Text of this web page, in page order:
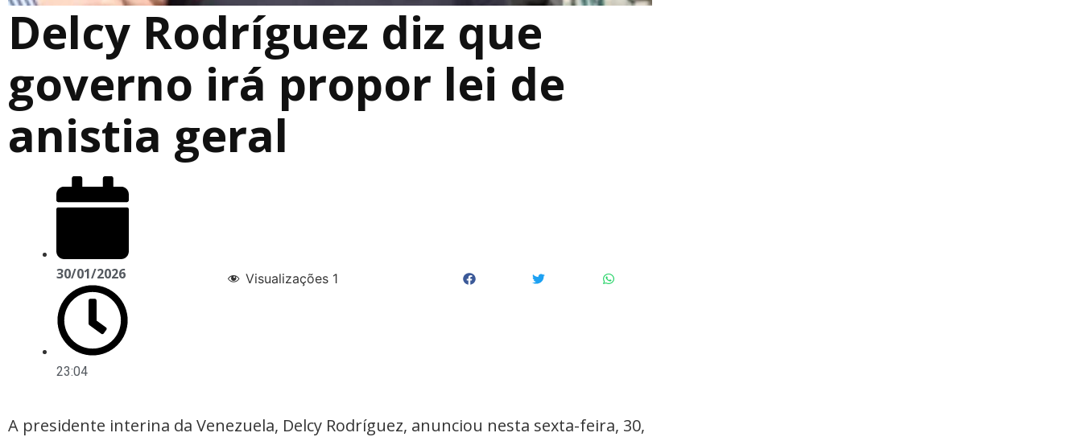
Delcy Rodríguez diz que
governo irá propor lei de
anistia geral
30/01/2026
23:04
Visualizações 1
A presidente interina da Venezuela, Delcy Rodríguez, anunciou nesta sexta-feira, 30,